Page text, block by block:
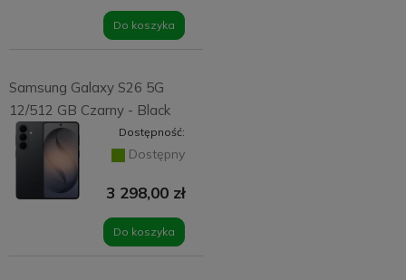
Do koszyka
Samsung Galaxy S26 5G
12/512 GB Czarny - Black
Dostępność:
Dostępny
3 298,00 zł
Do koszyka